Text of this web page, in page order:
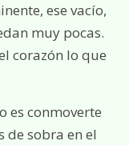
ese vacío,
muy pocas.
corazón lo que
es conmoverte
de sobra en el